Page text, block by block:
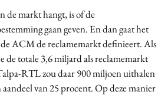
de markt hangt, is of de
gaan geven. En dan gaat het
de ACM de reclamemarkt definieert. Als
de totale 3,6 miljard als reclamemarkt
RTL zou daar 900 miljoen uithalen
aandeel van 25 procent. Op deze manier